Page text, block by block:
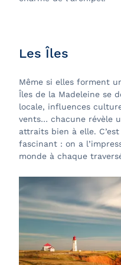
Les Îles
Même si elles forment
Îles de la Madeleine se
locale, influences
vents… chacune révèle
attraits bien à elle.
fascinant : on a
monde à chaque